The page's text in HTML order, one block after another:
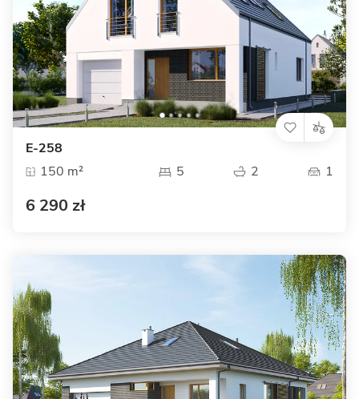
E-258
150 m²
5 2 1
6 290 zł